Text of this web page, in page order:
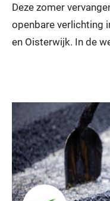
Deze zomer
openbare verlichting
en Oisterwijk. In de